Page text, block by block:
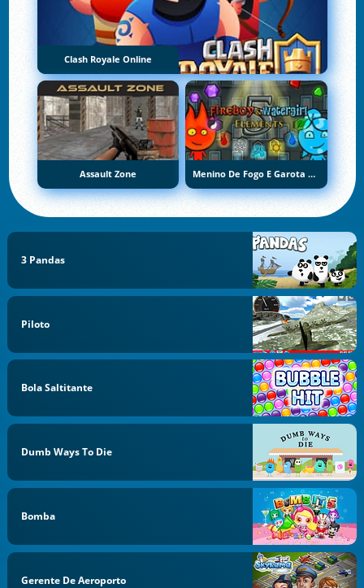
Clash Royale Online
Assault Zone Menino De Fogo E Garota De Água 5: Elementos
3 Pandas
Piloto
Bola Saltitante
Dumb Ways To Die
Bomba
Gerente De Aeroporto